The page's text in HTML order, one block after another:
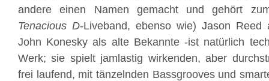
andere einen Namen gemacht und gehört
Tenacious D-Liveband, ebenso wie) Jason Reed
John Konesky als alte Bekannte -ist natürlich
Werk; sie spielt jamlastig wirkenden, aber
frei laufend, mit tänzelnden Bassgrooves und